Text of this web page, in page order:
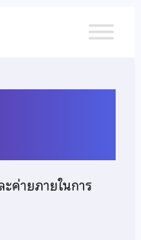
ค่ายภายในการ